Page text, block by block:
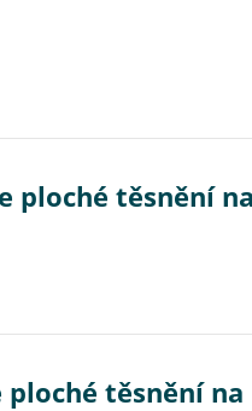
ploché těsnění
těsnění